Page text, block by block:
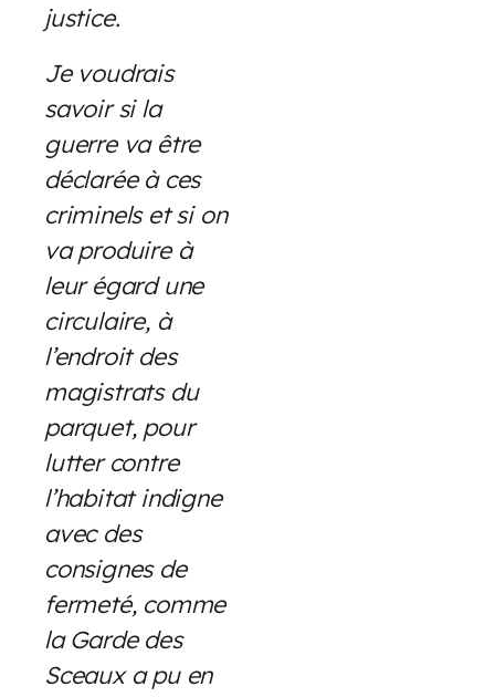
justice.
Je voudrais
savoir si la
guerre va être
déclarée à ces
criminels et si on
va produire à
leur égard une
circulaire, à
l’endroit des
magistrats du
parquet, pour
lutter contre
l’habitat indigne
avec des
consignes de
fermeté, comme
la Garde des
Sceaux a pu en